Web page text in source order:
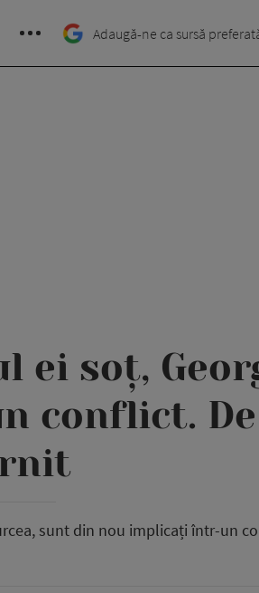
Adaugă-ne ca sursă
ei soț,
conflict. De
sunt din nou implicați într-un